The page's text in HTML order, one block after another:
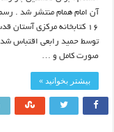
آن امام همام منتشر شد .
۱۶ کتابخانه مرکزی
توسط حمید رابعی اقتباس
صورت کامل و …
بیشتر بخوانید »